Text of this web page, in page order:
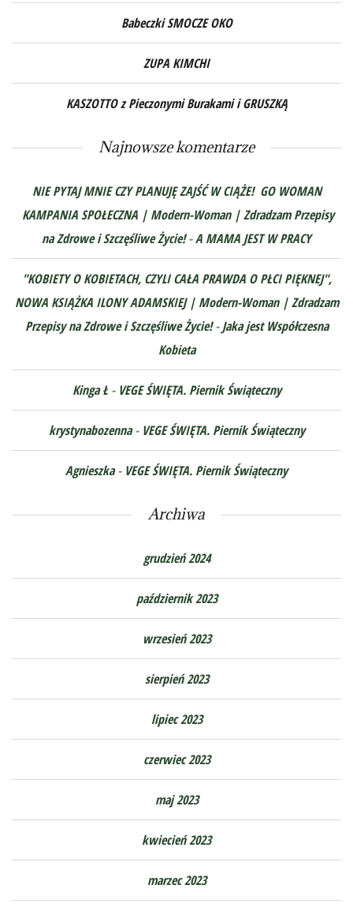
Babeczki SMOCZE OKO
ZUPA KIMCHI
KASZOTTO z Pieczonymi Burakami i GRUSZKĄ
Najnowsze komentarze
NIE PYTAJ MNIE CZY PLANUJĘ ZAJŚĆ W CIĄŻE! GO WOMAN
KAMPANIA SPOŁECZNA | Modern-Woman | Zdradzam Przepisy
na Zdrowe i Szczęśliwe Życie!-A MAMA JEST W PRACY
"KOBIETY O KOBIETACH, CZYLI CAŁA PRAWDA O PŁCI PIĘKNEJ",
NOWA KSIĄŻKA ILONY ADAMSKIEJ | Modern-Woman | Zdradzam
Przepisy na Zdrowe i Szczęśliwe Życie!-Jaka jest Współczesna
Kobieta
Kinga Ł- VEGE ŚWIĘTA. Piernik Świąteczny
krystynabozenna- VEGE ŚWIĘTA. Piernik Świąteczny
Agnieszka- VEGE ŚWIĘTA. Piernik Świąteczny
Archiwa
grudzień 2024
październik 2023
wrzesień 2023
sierpień 2023
lipiec 2023
czerwiec 2023
maj 2023
kwiecień 2023
marzec 2023